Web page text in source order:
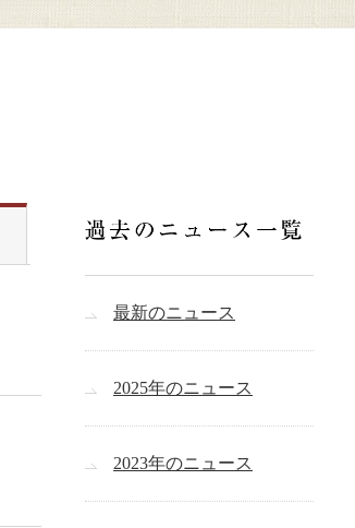
最新のニュース
2025年のニュース
2023年のニュース